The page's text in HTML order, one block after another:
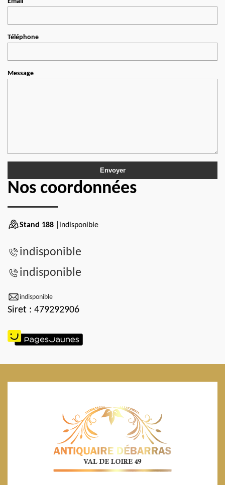
Téléphone
Message
Nos coordonnées
Stand 188 |indisponible
indisponible
indisponible
indisponible
Siret : 479292906